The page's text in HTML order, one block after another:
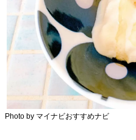
Photo by マイナビおすすめナビ